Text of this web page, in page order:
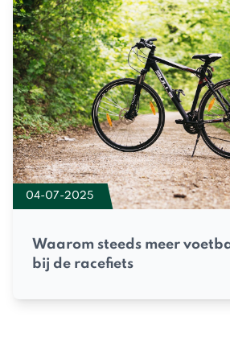
04-07-2025
Waarom steeds meer
bij de racefiets